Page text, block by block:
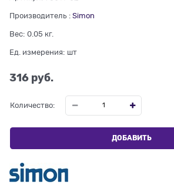
Производитель : Simon
Вес: 0.05 кг.
Ед. измерения: шт
316 руб.
Количество:
ДОБАВИТЬ